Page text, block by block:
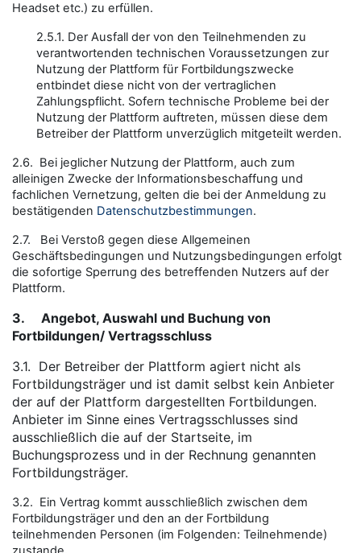
Headset etc.) zu erfüllen.
2.5.1. Der Ausfall der von den Teilnehmenden zu
verantwortenden technischen Voraussetzungen zur
Nutzung der Plattform für Fortbildungszwecke
entbindet diese nicht von der vertraglichen
Zahlungspflicht. Sofern technische Probleme bei der
Nutzung der Plattform auftreten, müssen diese dem
Betreiber der Plattform unverzüglich mitgeteilt werden.
2.6. Bei jeglicher Nutzung der Plattform, auch zum
alleinigen Zwecke der Informationsbeschaffung und
fachlichen Vernetzung, gelten die bei der Anmeldung zu
bestätigenden Datenschutzbestimmungen.
2.7. Bei Verstoß gegen diese Allgemeinen
Geschäftsbedingungen und Nutzungsbedingungen erfolgt
die sofortige Sperrung des betreffenden Nutzers auf der
Plattform.
3. Angebot, Auswahl und Buchung von
Fortbildungen/ Vertragsschluss
3.1. Der Betreiber der Plattform agiert nicht als
Fortbildungsträger und ist damit selbst kein Anbieter
der auf der Plattform dargestellten Fortbildungen.
Anbieter im Sinne eines Vertragsschlusses sind
ausschließlich die auf der Startseite, im
Buchungsprozess und in der Rechnung genannten
Fortbildungsträger.
3.2. Ein Vertrag kommt ausschließlich zwischen dem
Fortbildungsträger und den an der Fortbildung
teilnehmenden Personen (im Folgenden: Teilnehmende)